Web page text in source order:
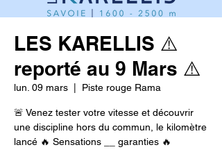
LES KARELLIS ⚠️
reporté au 9 Mars ⚠️
lun. 09 mars Piste rouge Rama
🚨 Venez tester votre vitesse et découvrir
une discipline hors du commun, le kilomètre
lancé 🔥 Sensations __ garanties 🔥